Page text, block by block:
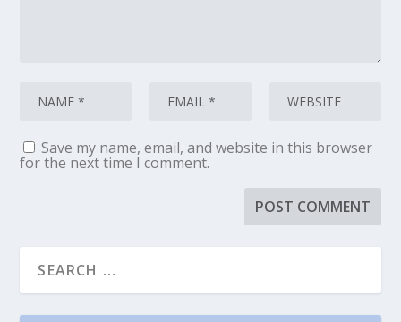
Save my name, email, and website in this browser
for the next time I comment.